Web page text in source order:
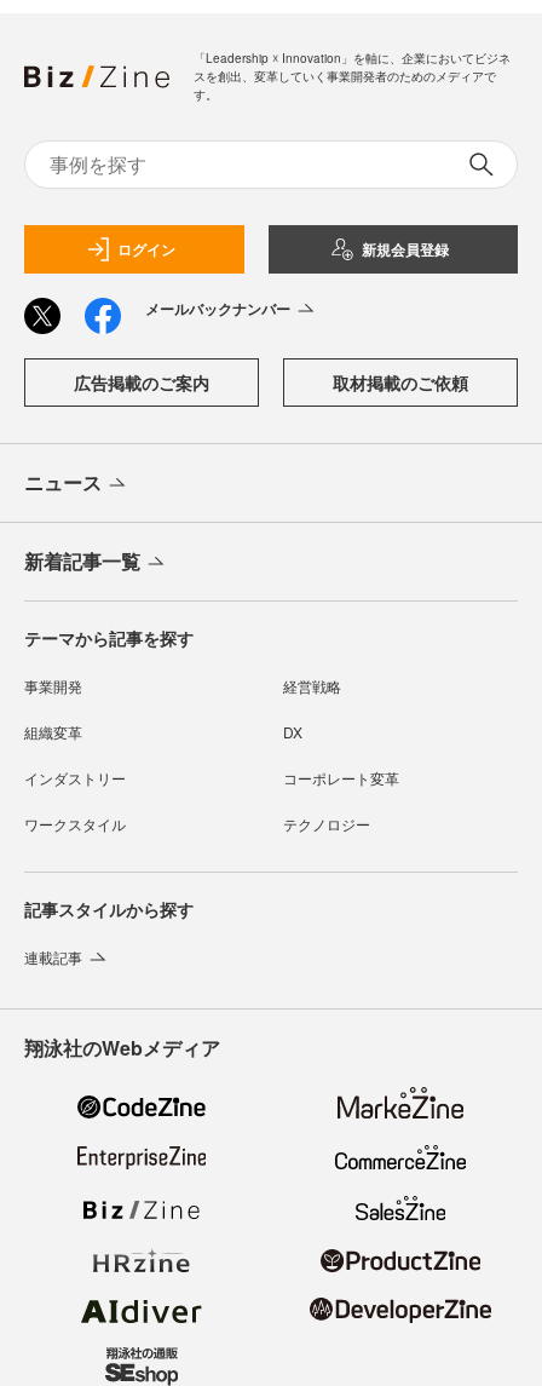
「Leadership ☓ Innovation」を軸に、企業においてビジネ
スを創出、変革していく事業開発者のためのメディアで
す。
ログイン 新規会員登録
メールバックナンバー
広告掲載のご案内 取材掲載のご依頼
ニュース
新着記事一覧
テーマから記事を探す
事業開発 経営戦略
組織変革 DX
インダストリー コーポレート変革
ワークスタイル テクノロジー
記事スタイルから探す
連載記事
翔泳社のWebメディア